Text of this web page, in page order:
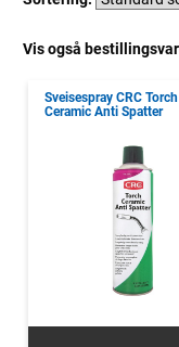
Vis også
Sveisespray CRC Torch
Ceramic Anti Spatter